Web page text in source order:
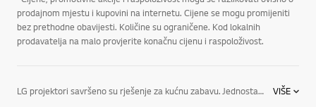
prodajnom mjestu i kupovini na internetu. Cijene se mogu promijeniti
bez prethodne obavijesti. Količine su ograničene. Kod lokalnih
prodavatelja na malo provjerite konačnu cijenu i raspoloživost.
LG projektori savršeno su rješenje za kućnu zabavu. Jednostavno pretvaraju vašu dnevnu sobu u projekcijsku salu. Jednostavnim postavljanjem projektora na stolić ili sličan komad namještaja korisnici mogu ostvariti doživljaj kućnog kina. Prenosivi projektor s TV tunerom, sada u omiljenim televizijskim emisijama možete uživati gdjegod se našli, bez potrebe za žrtvovanjem veličine slike (odnosi se na ponuđače DTV modela). Spremite se poboljšati svoj sustav za kućnu zabavu uz svestrani LED projektor tvrtke LG. Napredne značajke poput prenosivosti, bežičnog povezivanja, visokokvalitetne slike i tehnologije Bluetooth omogućuju lak pristup vašem omiljenom sadržaju i jamče nevjerojatan multimedijski doživljaj. Pregledajte sve naše LED projektore, Blu-ray uređaje i kućna kina, uključujući tanke i pločaste zvučnike, prenosive Bluetooth zvučnike i brojne druge proizvode. Pogledajte kako život činimo dobrim. VIŠE